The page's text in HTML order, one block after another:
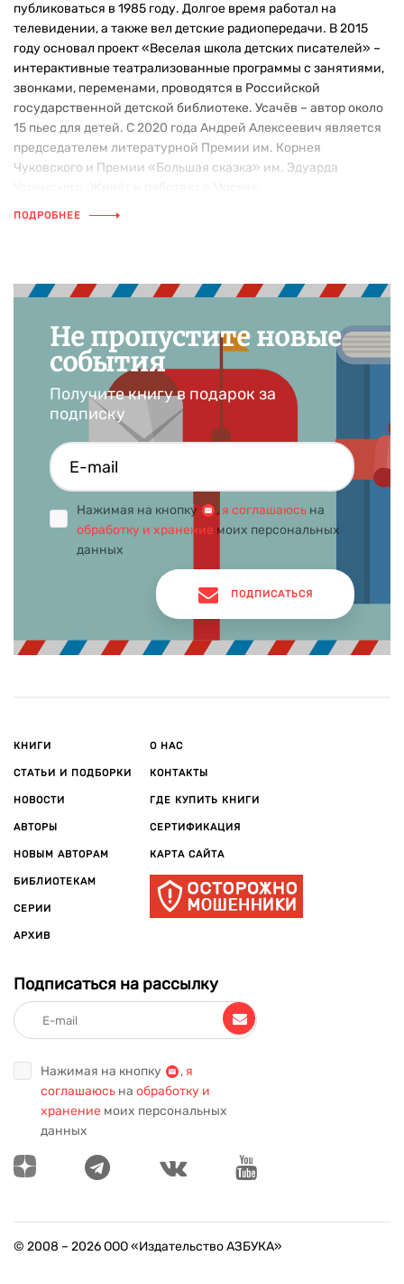
публиковаться в 1985 году. Долгое время работал на
телевидении, а также вел детские радиопередачи. В 2015
году основал проект «Веселая школа детских писателей» –
интерактивные театрализованные программы с занятиями,
звонками, переменами, проводятся в Российской
государственной детской библиотеке. Усачёв – автор около
15 пьес для детей. С 2020 года Андрей Алексеевич является
председателем литературной Премии им. Корнея
Чуковского и Премии «Большая сказка» им. Эдуарда
Другие книги Андрея Усачёва
Эрмитажу» «Прогулки по Русскому музею» «Звездная
книга: поэтическая астрономия для людей любого
про «Котобой»
ПОДРОБНЕЕ
Не пропустите новые
события
Получите книгу в подарок за
подписку
Нажимая на кнопку , я соглашаюсь на
обработку и хранение моих персональных
данных
ПОДПИСАТЬСЯ
КНИГИ
СТАТЬИ И ПОДБОРКИ
НОВОСТИ
АВТОРЫ
НОВЫМ АВТОРАМ
БИБЛИОТЕКАМ
СЕРИИ
АРХИВ
О НАС
КОНТАКТЫ
ГДЕ КУПИТЬ КНИГИ
СЕРТИФИКАЦИЯ
КАРТА САЙТА
Подписаться на рассылку
Нажимая на кнопку , я
соглашаюсь на обработку и
хранение моих персональных
данных
© 2008 – 2026ООО «Издательство АЗБУКА»